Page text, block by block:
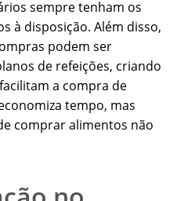
sempre tenham os
à disposição. Além disso,
podem ser
de refeições, criando
a compra de
tempo, mas
comprar alimentos não